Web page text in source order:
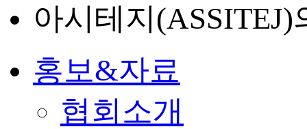
아시테지
홍보&자료
협회소개